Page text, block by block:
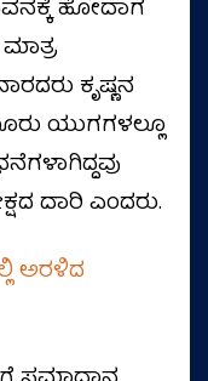
ಹೋದಾಗ
ಕೃಷ್ಣನ
ಯುಗಗಳಲ್ಲೂ
ದಾರಿ ಎಂದರು.
ಅರಳಿದ